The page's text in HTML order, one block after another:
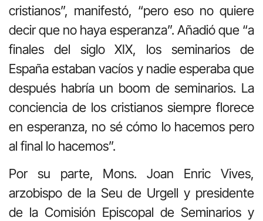
cristianos”, manifestó, “pero eso no quiere
decir que no haya esperanza”. Añadió que “a
finales del siglo XIX, los seminarios de
España estaban vacíos y nadie esperaba que
después habría un boom de seminarios. La
conciencia de los cristianos siempre florece
en esperanza, no sé cómo lo hacemos pero
al final lo hacemos”.
Por su parte, Mons. Joan Enric Vives,
arzobispo de la Seu de Urgell y presidente
de la Comisión Episcopal de Seminarios y